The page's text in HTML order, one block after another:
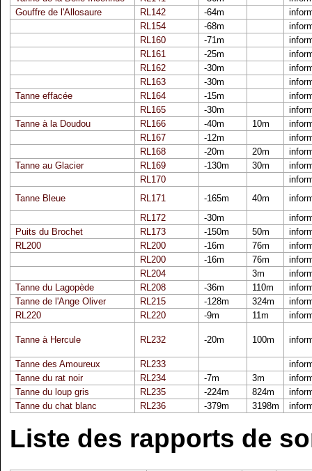
Gouffre de l'Allosaure
RL142 -64m
RL154
-68m
RL160
-71m
RL161
-25m
RL162
-30m
RL163
-30m
Tanne effacée
RL164 -15m
RL165
-30m
Tanne à la Doudou
RL166 -40m 10m
RL167
-12m
RL168
-20m 20m
Tanne au Glacier
RL169 -130m 30m
RL170
Tanne Bleue
RL171 -165m 40m
RL172
-30m
Puits du Brochet
RL173 -150m 50m
RL200
RL200 -16m 76m
RL200
-16m 76m
RL204
3m
Tanne du Lagopède
RL208 -36m 110m
Tanne de l'Ange Oliver
RL215 -128m 324m
RL220
RL220 -9m 11m
Tanne à Hercule RL232 -20m 100m
Tanne des Amoureux RL233
Tanne du rat noir
RL234 -7m 3m
Tanne du loup gris
RL235 -224m 824m
Tanne du chat blanc
RL236 -379m 3198m
Liste des rapports de